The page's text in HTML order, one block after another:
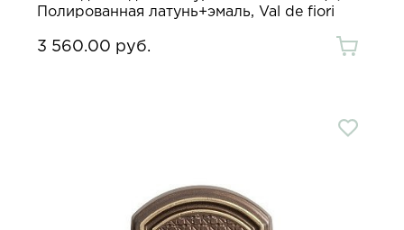
Полированная латунь+эмаль, Val de fiori
3 560.00 руб.